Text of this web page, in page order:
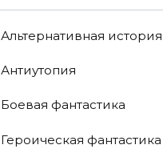
Альтернативная история
Антиутопия
Боевая фантастика
Героическая фантастика